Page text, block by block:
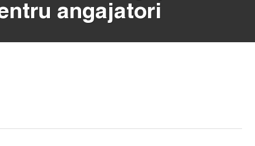
angajatori